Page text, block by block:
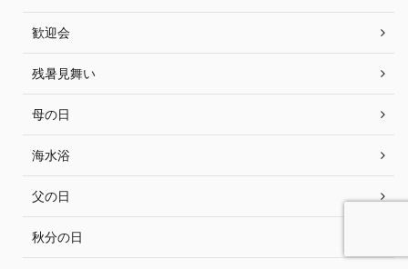
歓迎会
残暑見舞い
母の日
海水浴
父の日
秋分の日